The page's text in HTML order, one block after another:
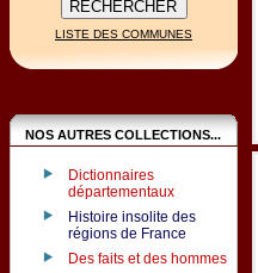
LISTE DES COMMUNES
NOS AUTRES COLLECTIONS...
Dictionnaires
départementaux
Histoire insolite des
régions de France
Des faits et des hommes